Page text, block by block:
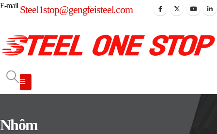
E-mail Steel1stop@gengfeisteel.com
Nhôm